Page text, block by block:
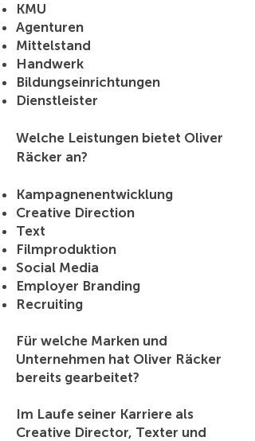
KMU
Agenturen
Mittelstand
Handwerk
Bildungseinrichtungen
Dienstleister
Welche Leistungen bietet Oliver
Räcker an?
Kampagnenentwicklung
Creative Direction
Text
Filmproduktion
Social Media
Employer Branding
Recruiting
Für welche Marken und
Unternehmen hat Oliver Räcker
bereits gearbeitet?
Im Laufe seiner Karriere als
Creative Director, Texter und